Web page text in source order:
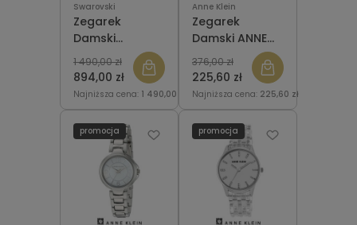
Swarovski
Zegarek
Damski
Swarovski
5181635 City
White
894,00 zł
1 490,00 zł
Najniższa cena: 1 490,00 zł
Anne Klein
Zegarek
Damski ANNE
KLEIN
AK/2787SVSV
225,60 zł
376,00 zł
Najniższa cena: 225,60 zł
promocja promocja